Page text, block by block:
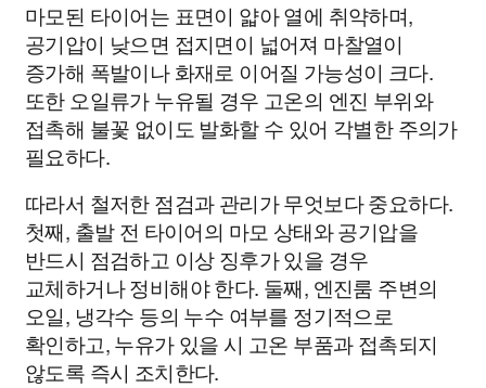
마모된 타이어는 표면이 얇아 열에 취약하며,
공기압이 낮으면 접지면이 넓어져 마찰열이
증가해 폭발이나 화재로 이어질 가능성이 크다.
또한 오일류가 누유될 경우 고온의 엔진 부위와
접촉해 불꽃 없이도 발화할 수 있어 각별한 주의가
필요하다.
따라서 철저한 점검과 관리가 무엇보다 중요하다.
첫째, 출발 전 타이어의 마모 상태와 공기압을
반드시 점검하고 이상 징후가 있을 경우
교체하거나 정비해야 한다. 둘째, 엔진룸 주변의
오일, 냉각수 등의 누수 여부를 정기적으로
확인하고, 누유가 있을 시 고온 부품과 접촉되지
않도록 즉시 조치한다.